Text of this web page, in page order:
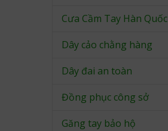
Cưa Cầm Tay Hàn Quốc
Dây cảo chằng hàng
Dây đai an toàn
Đồng phục công sở
Găng tay bảo hộ